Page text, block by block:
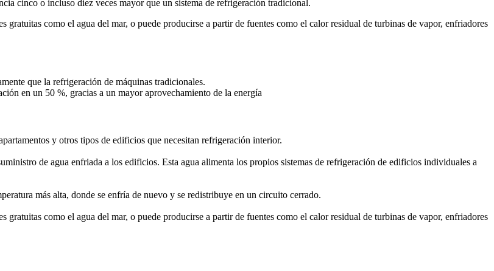
cinco o incluso diez veces mayor que un sistema de refrigeración tradicional.
como el agua del mar, o puede producirse a partir de fuentes como el calor residual de turbinas de vapor, enfriadores
que la refrigeración de máquinas tradicionales.
en un 50 %, gracias a un mayor aprovechamiento de la energía
y otros tipos de edificios que necesitan refrigeración interior.
de agua enfriada a los edificios. Esta agua alimenta los propios sistemas de refrigeración de edificios individuales a
más alta, donde se enfría de nuevo y se redistribuye en un circuito cerrado.
como el agua del mar, o puede producirse a partir de fuentes como el calor residual de turbinas de vapor, enfriadores